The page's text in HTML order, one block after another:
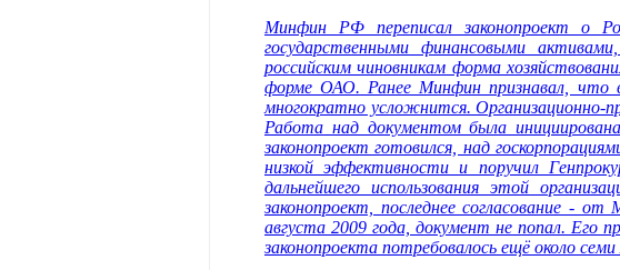
Минфин РФ переписал законопроект о
государственными финансовыми
российским чиновникам форма
форме ОАО. Ранее Минфин признавал, что
многократно усложнится. Организационно-
Работа над документом была
законопроект готовился, над
низкой эффективности и поручил
дальнейшего использования этой
законопроект, последнее согласование -
августа 2009 года, документ не попал. Его
законопроекта потребовалось ещё около семи